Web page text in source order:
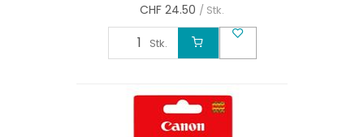
CHF 24.50 / Stk.
Stk.